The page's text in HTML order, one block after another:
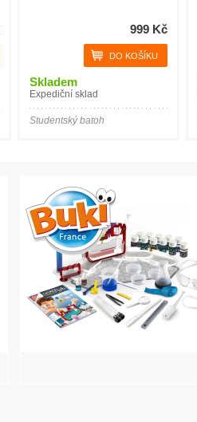
999 Kč
Skladem
Expediční sklad
Studentský batoh